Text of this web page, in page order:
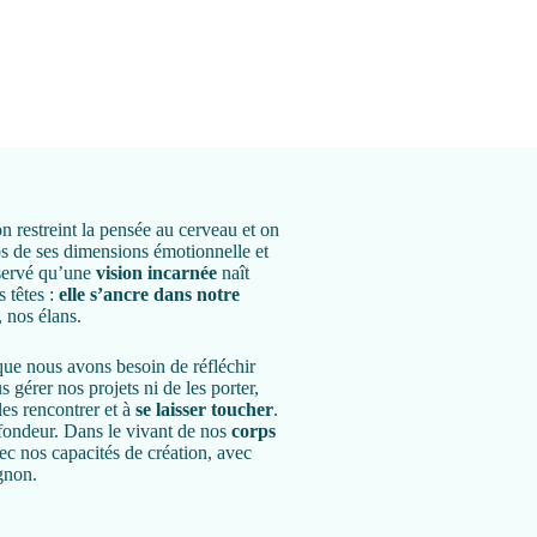
restreint la pensée au cerveau et on
de ses dimensions émotionnelle et
qu’une vision incarnéenaît
têtes : elle s’ancre dans notre
nos élans.
nous avons besoin de réfléchir
gérer nos projets ni de les porter,
rencontrer et à se laisser toucher.
Dans le vivant de noscorps
nos capacités de création, avec